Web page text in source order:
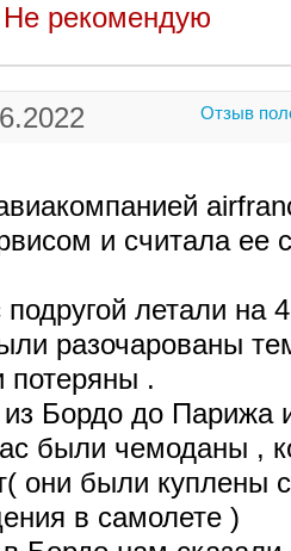
Не рекомендую
Отзыв
и считала ее
летали на
разочарованы
.
Бордо до Парижа
были чемоданы ,
они были куплены
в самолете )